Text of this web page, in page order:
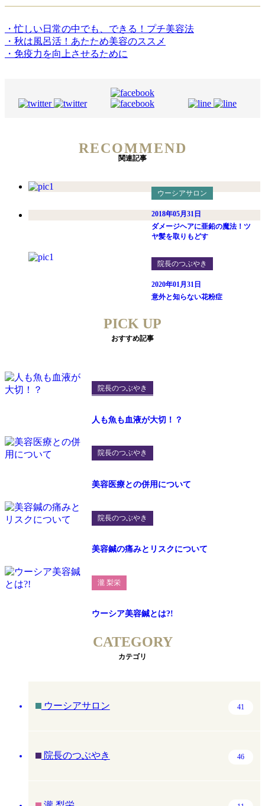
・忙しい日常の中でも、できる！プチ美容法
・秋は風呂活！あたため美容のススメ
・免疫力を向上させるために
RECOMMEND
関連記事
ウーシアサロン
2018年05月31日
ダメージヘアに亜鉛の魔法！ツ
ヤ髪を取りもどす
院長のつぶやき
2020年01月31日
意外と知らない花粉症
PICK UP
おすすめ記事
院長のつぶやき
人も魚も血液が大切！？
院長のつぶやき
美容医療との併用について
院長のつぶやき
美容鍼の痛みとリスクについて
瀧 梨栄
ウーシア美容鍼とは?!
CATEGORY
カテゴリ
ウーシアサロン 41
院長のつぶやき 46